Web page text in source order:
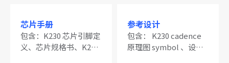
芯片手册
包含：K230 芯片引脚定
义、芯片规格书、K230
参考设计
包含： K230 cadence
原理图 symbol 、设计